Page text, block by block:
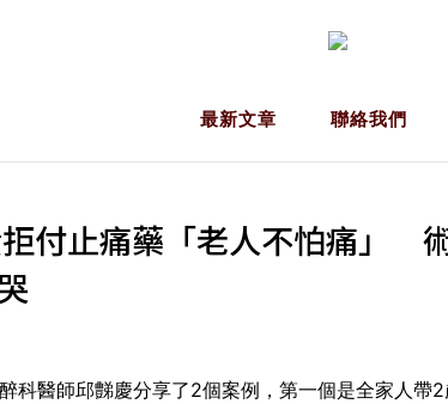
最新文章 聯絡我們
付止痛藥「老人不怕痛」
科醫師邱豑慶分享了2個案例，第一個是全家人帶